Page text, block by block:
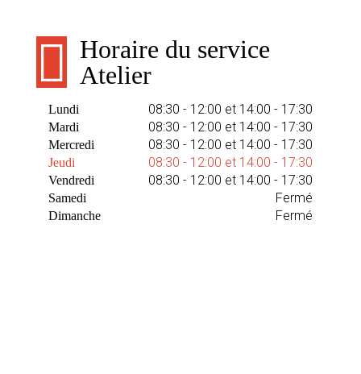
Horaire du service
Atelier
Lundi 08:30 - 12:00 et 14:00 - 17:30
Mardi 08:30 - 12:00 et 14:00 - 17:30
Mercredi 08:30 - 12:00 et 14:00 - 17:30
Jeudi 08:30 - 12:00 et 14:00 - 17:30
Vendredi 08:30 - 12:00 et 14:00 - 17:30
Samedi Fermé
Dimanche Fermé